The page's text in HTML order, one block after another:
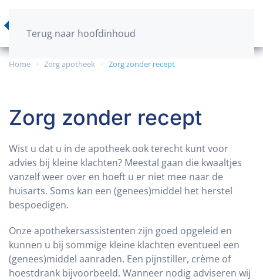
Terug naar hoofdinhoud
Home Zorg apotheek Zorg zonder recept
Zorg zonder recept
Wist u dat u in de apotheek ook terecht kunt voor
advies bij kleine klachten? Meestal gaan die kwaaltjes
vanzelf weer over en hoeft u er niet mee naar de
huisarts. Soms kan een (genees)middel het herstel
bespoedigen.
Onze apothekersassistenten zijn goed opgeleid en
kunnen u bij sommige kleine klachten eventueel een
(genees)middel aanraden. Een pijnstiller, crème of
hoestdrank bijvoorbeeld. Wanneer nodig adviseren wij